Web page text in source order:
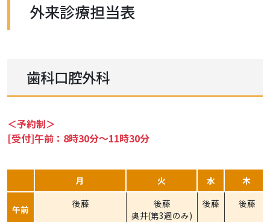
外来診療担当表
歯科口腔外科
＜予約制＞
[受付]午前：8時30分～11時30分
月 火 水 木
午前 後藤
後藤
奥井(第3週のみ)
後藤 後藤